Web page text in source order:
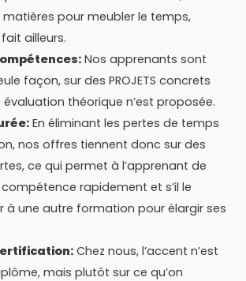
matières pour meubler le temps,
ailleurs.
Nos apprenants sont
façon, sur des PROJETS concrets
évaluation théorique n’est proposée.
En éliminant les pertes de temps
nos offres tiennent donc sur des
ce qui permet à l’apprenant de
rapidement et s’il le
à une autre formation pour élargir ses
Chez nous, l’accent n’est
mais plutôt sur ce qu’on